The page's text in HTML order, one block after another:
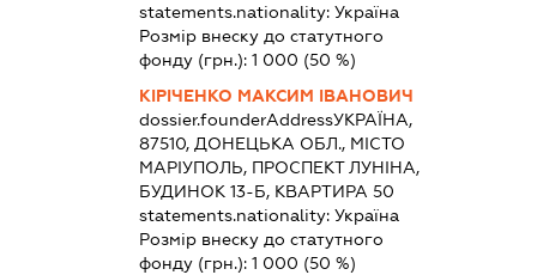
statements.nationality:Україна
Розмір внеску до статутного
фонду (грн.):1 000 (50 %)
КІРІЧЕНКО МАКСИМ ІВАНОВИЧ
dossier.founderAddressУКРАЇНА,
87510, ДОНЕЦЬКА ОБЛ., МІСТО
МАРІУПОЛЬ, ПРОСПЕКТ ЛУНІНА,
БУДИНОК 13-Б, КВАРТИРА 50
statements.nationality:Україна
Розмір внеску до статутного
фонду (грн.):1 000 (50 %)